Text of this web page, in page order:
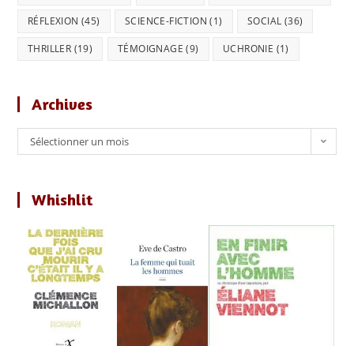
RÉFLEXION (45) SCIENCE-FICTION (1) SOCIAL (36)
THRILLER (19) TÉMOIGNAGE (9) UCHRONIE (1)
Archives
Archives
Sélectionner un mois
Whishlit